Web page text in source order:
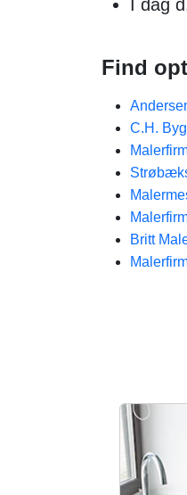
I dag
Find
C.H.
Britt